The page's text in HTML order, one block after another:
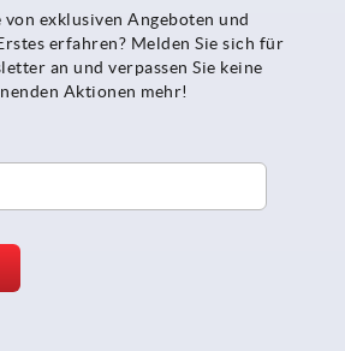
von exklusiven Angeboten und
erfahren? Melden Sie sich für
an und verpassen Sie keine
Aktionen mehr!